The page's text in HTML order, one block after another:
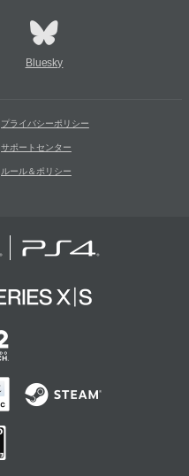
Bluesky
プライバシーポリシー
サポートセンター
ルール＆ポリシー